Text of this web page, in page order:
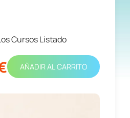
Cursos Listado
AÑADIR AL CARRITO